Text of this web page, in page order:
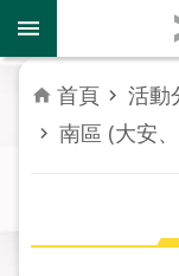
跳到主要內容區塊
到
館
資
訊
務
首頁 活動
南區 (大安